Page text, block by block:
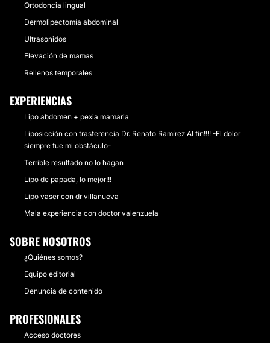
Ortodoncia lingual
Dermolipectomía abdominal
Ultrasonidos
Elevación de mamas
Rellenos temporales
EXPERIENCIAS
Lipo abdomen + pexia mamaria
Liposicción con trasferencia Dr. Renato Ramírez Al fin!!!! -El dolor
siempre fue mi obstáculo-
Terrible resultado no lo hagan
Lipo de papada, lo mejor!!!
Lipo vaser con dr villanueva
Mala experiencia con doctor valenzuela
SOBRE NOSOTROS
¿Quiénes somos?
Equipo editorial
Denuncia de contenido
PROFESIONALES
Acceso doctores